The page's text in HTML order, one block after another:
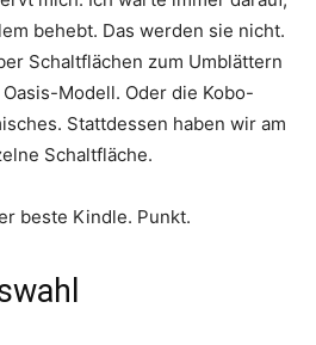
behebt. Das werden sie nicht.
Schaltflächen zum Umblättern
Modell. Oder die Kobo-
Stattdessen haben wir am
Schaltfläche.
beste Kindle. Punkt.